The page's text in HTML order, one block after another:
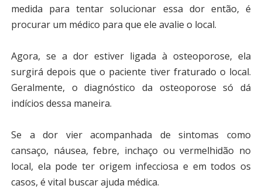
medida para tentar solucionar essa dor então, é
procurar um médico para que ele avalie o local.
Agora, se a dor estiver ligada à osteoporose, ela
surgirá depois que o paciente tiver fraturado o local.
Geralmente, o diagnóstico da osteoporose só dá
indícios dessa maneira.
Se a dor vier acompanhada de sintomas como
cansaço, náusea, febre, inchaço ou vermelhidão no
local, ela pode ter origem infecciosa e em todos os
casos, é vital buscar ajuda médica.